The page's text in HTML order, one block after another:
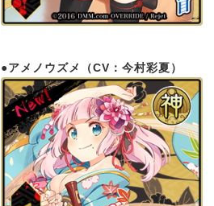
●アメノウズメ（CV：今村彩夏）